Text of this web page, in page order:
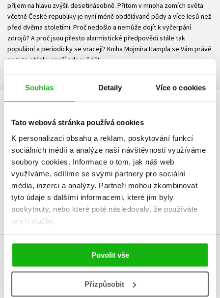
Souhlas Detaily Více o cookies
Tato webová stránka používá cookies
K personalizaci obsahu a reklam, poskytování funkcí
sociálních médií a analýze naší návštěvnosti využíváme
soubory cookies. Informace o tom, jak náš web
využíváme, sdílíme se svými partnery pro sociální
média, inzerci a analýzy. Partneři mohou zkombinovat
tyto údaje s dalšími informacemi, které jim byly
poskytnuty, nebo které poté následovaly, že používáte
jejich služby.
Povolit vše
Přizpůsobit
příjem na hlavu zvýšil desetinásobně. Přitom v mnoha zemích světa
včetně České republiky je nyní méně obdělávané půdy a více lesů než
před dvěma stoletími. Proč nedošlo a nemůže dojít k vyčerpání
zdrojů? A proč jsou přesto alarmistické předpovědi stále tak
populární a periodicky se vracejí? Kniha Mojmíra Hampla se Vám právě
na tyto otázky snaží odpovědět.
HODNOCENÍ ČTENÁŘŮ
V současné době nejsou vytvořena žádná uživatelská hodnocení.
Vaše hodnocení
Uživatelskou recenzi mohou vkládat pouze registrovaní uživatelé
Přihlásit
MOHLO BY VÁS TAKÉ ZAJÍMAT